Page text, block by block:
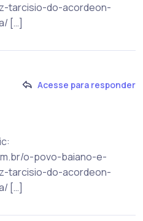
tarcisio-do-acordeon-
[…]
Acesse para responder
o-povo-baiano-e-
tarcisio-do-acordeon-
[…]